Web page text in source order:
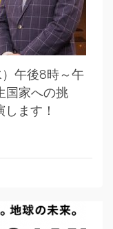
午後8時～午
国家への挑
ます！